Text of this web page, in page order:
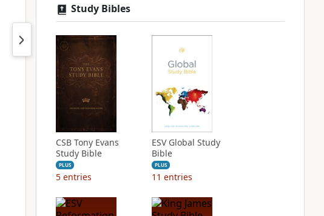
Study Bibles
CSB Tony Evans
Study Bible
PLUS
5 entries
ESV Global Study
Bible
PLUS
11 entries